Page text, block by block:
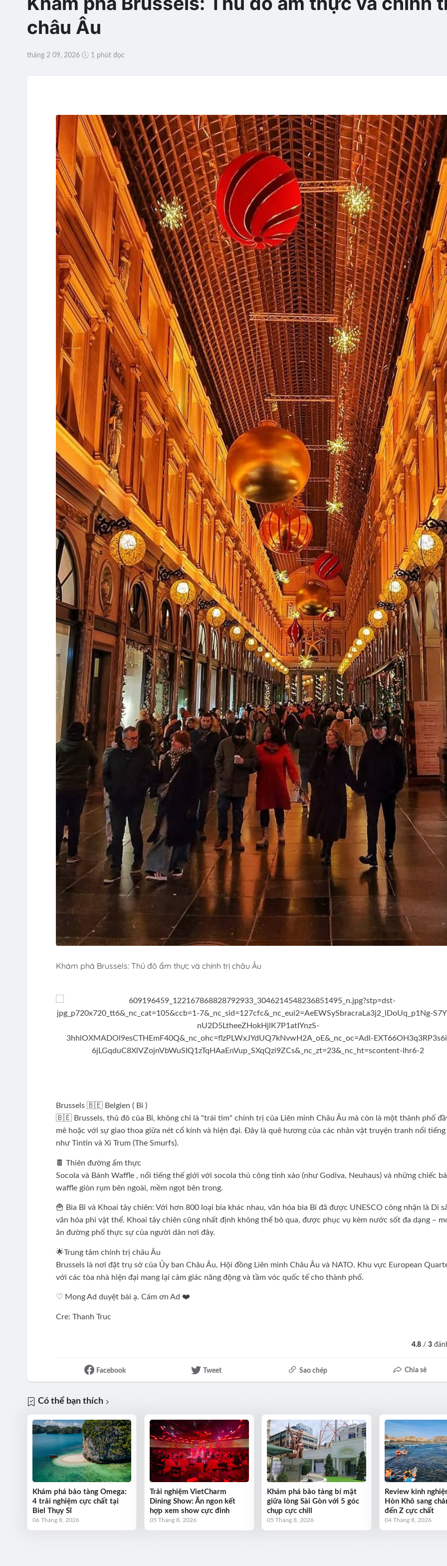
châu Âu
tháng 2 09, 2026 1 phút đọc
Khám phá Brussels: Thủ đô ẩm thực và chính trị châu Âu
Brussels 🇧🇪 Belgien ( Bỉ )
🇧🇪 Brussels, thủ đô của Bỉ, không chỉ là "trái tim" chính trị của Liên minh Châu Âu mà còn là một thành phố
mê hoặc với sự giao thoa giữa nét cổ kính và hiện đại. Đây là quê hương của các nhân vật truyện tranh nổi tiếng
như Tintin và Xì Trum (The Smurfs).
🍫 Thiên đường ẩm thực
​Socola và Bánh Waffle , nổi tiếng thế giới với socola thủ công tinh xảo (như Godiva, Neuhaus) và những chiếc
waffle giòn rụm bên ngoài, mềm ngọt bên trong.
🍟 ​Bia Bỉ và Khoai tây chiên: Với hơn 800 loại bia khác nhau, văn hóa bia Bỉ đã được UNESCO công nhận là Di
văn hóa phi vật thể. Khoai tây chiên cũng nhất định không thể bỏ qua, được phục vụ kèm nước sốt đa dạng –
ăn đường phố thực sự của người dân nơi đây.
🌟Trung tâm chính trị châu Âu
​Brussels là nơi đặt trụ sở của Ủy ban Châu Âu, Hội đồng Liên minh Châu Âu và NATO. Khu vực European
với các tòa nhà hiện đại mang lại cảm giác năng động và tầm vóc quốc tế cho thành phố.
♡ Mong Ad duyệt bài ạ. Cám ơn Ad ❤️
Cre: Thanh Truc
4.8 /3
Facebook Tweet Sao chép Chia sẻ
Có thể bạn thích
Khám phá bảo tàng Omega:
4 trải nghiệm cực chất tại
Biel Thụy Sĩ
06 Tháng 8, 2026
Trải nghiệm VietCharm
Dining Show: Ăn ngon kết
hợp xem show cực đỉnh
05 Tháng 8, 2026
Khám phá bảo tàng bí mật
giữa lòng Sài Gòn với 5 góc
chụp cực chill
05 Tháng 8, 2026
Review kinh
Hòn Khô sang
đến Z cực chất
04 Tháng 8, 2026